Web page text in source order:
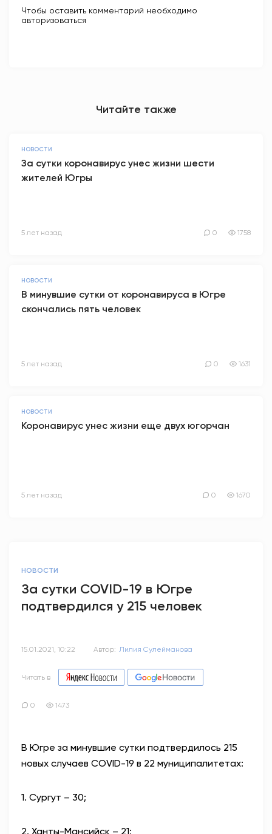
Чтобы оставить комментарий необходимо
авторизоваться
Читайте также
НОВОСТИ
За сутки коронавирус унес жизни шести
жителей Югры
5 лет назад 0 1758
НОВОСТИ
В минувшие сутки от коронавируса в Югре
скончались пять человек
5 лет назад 0 1631
НОВОСТИ
Коронавирус унес жизни еще двух югорчан
5 лет назад 0 1670
НОВОСТИ
За сутки COVID-19 в Югре
подтвердился у 215 человек
15.01.2021, 10:22 Автор: Лилия Сулейманова
Читать в
0 1473
В Югре за минувшие сутки подтвердилось 215
новых случаев COVID-19 в 22 муниципалитетах:
1. Сургут – 30;
2. Ханты-Мансийск – 21;